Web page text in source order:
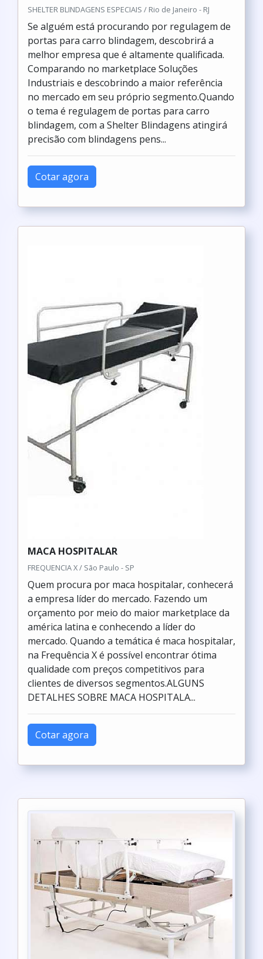
SHELTER BLINDAGENS ESPECIAIS / Rio de Janeiro - RJ
Se alguém está procurando por regulagem de
portas para carro blindagem, descobrirá a
melhor empresa que é altamente qualificada.
Comparando no marketplace Soluções
Industriais e descobrindo a maior referência
no mercado em seu próprio segmento.Quando
o tema é regulagem de portas para carro
blindagem, com a Shelter Blindagens atingirá
precisão com blindagens pens...
Cotar agora
MACA HOSPITALAR
FREQUENCIA X / São Paulo - SP
Quem procura por maca hospitalar, conhecerá
a empresa líder do mercado. Fazendo um
orçamento por meio do maior marketplace da
américa latina e conhecendo a líder do
mercado. Quando a temática é maca hospitalar,
na Frequência X é possível encontrar ótima
qualidade com preços competitivos para
clientes de diversos segmentos.ALGUNS
DETALHES SOBRE MACA HOSPITALA...
Cotar agora